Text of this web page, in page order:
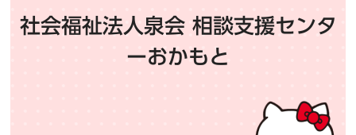
社会福祉法人泉会 相談支援センタ
ーおかもと